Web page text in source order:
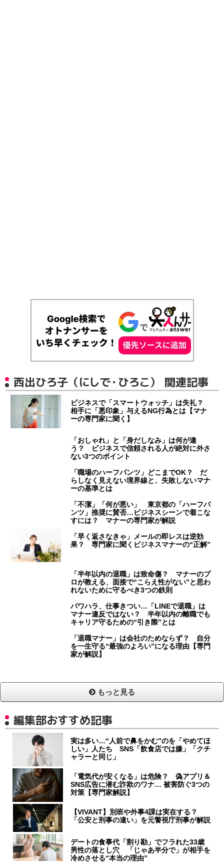
西出ひろ子（にしで・ひろこ） 関連記事
ビジネスで「スマートウォッチ」は失礼？
相手に「悪印象」与えるNG行為とは【マナ
ーの専門家に聞く】
「おしゃれ」と「身だしなみ」は何が違
う？ ビジネスで信頼される人が絶対に外さ
ない3つのポイント
「職場のハーフパンツ」どこまでOK？ だ
らしなく見えない境界線と、失敗しないマナ
ーの基準とは
「不潔」「何が悪い」 東京都の「ハーフパ
ンツ」推奨に賛否…ビジネスシーンで着こな
すには？ マナーの専門家が解説
「早く返さなきゃ」メールの即レスは逆効
果？ 専門家に聞くビジネスマナーの“正解”
「半年以内の退職」は致命傷？ マナーのプ
ロが教える、面接で“こらえ性がない”と思わ
れないために守るべき3つの鉄則
パワハラ、仕事きつい…「LINEで退職」は
マナー違反ではない？ 半年以内の離職でも
キャリア守るための“引き際”とは
「退職マナー」は会社のためならず？ 自分
を一生守る“最強のよろい”になる理由【専門
家が解説】
もっと見る
編集部おすすめ記事
実は多い…“人前で鼻をかむ”のを「やめてほ
しい」人たち SNS「飲食店では嫌」「クチ
ャラーと同じ」
「電気代が安くなる」は危険？ 偽アプリ＆
SNS広告に潜む詐欺のワナ… 被害防ぐ3つの
対策【専門家解説】
【VIVANT】別班や外事4課は実在する？
「公安と刑事の違い」を元警視庁刑事が解説
デートの食事代「割り勘」でフラれた33歳
男性の落とし穴 「じゃあ半分で」が相手を
冷めさせる“本当の理由”